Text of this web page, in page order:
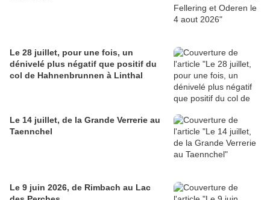
Le 28 juillet, pour une fois, un
dénivelé plus négatif que positif du
col de Hahnenbrunnen à Linthal
Le 14 juillet, de la Grande Verrerie au
Taennchel
Le 9 juin 2026, de Rimbach au Lac